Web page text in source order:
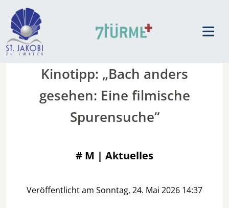
Kinotipp: „Bach anders
gesehen: Eine filmische
Spurensuche“
# M | Aktuelles
Veröffentlicht am Sonntag, 24. Mai 2026 14:37